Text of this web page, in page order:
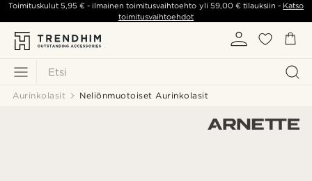
Etsi
Toimituskulut5,95 € - ilmainen toimitusvaihtoehto yli 59,00 €tilauksiin - Katso
toimitusvaihtoehdot
Aurinkolasit Neliönmuotoiset Aurinkolasit